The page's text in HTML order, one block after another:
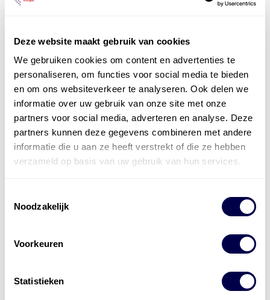
Deze website maakt gebruik van cookies
We gebruiken cookies om content en advertenties te
personaliseren, om functies voor social media te bieden
en om ons websiteverkeer te analyseren. Ook delen we
informatie over uw gebruik van onze site met onze
partners voor social media, adverteren en analyse. Deze
partners kunnen deze gegevens combineren met andere
informatie die u aan ze heeft verstrekt of die ze hebben
verzameld op basis van uw gebruik van hun services.
Noodzakelijk
Voorkeuren
Statistieken
Officieel distributeur met Mobil Smeermiddelen
voor alle sectoren
Welke olie heb ik nodig
Alle producten bekijken